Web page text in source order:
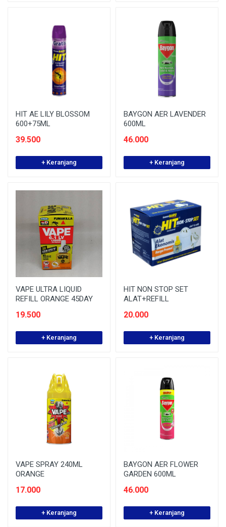
HIT AE LILY BLOSSOM
600+75ML
39.500
+ Keranjang
BAYGON AER LAVENDER
600ML
46.000
+ Keranjang
VAPE ULTRA LIQUID
REFILL ORANGE 45DAY
19.500
+ Keranjang
HIT NON STOP SET
ALAT+REFILL
20.000
+ Keranjang
VAPE SPRAY 240ML
ORANGE
17.000
+ Keranjang
BAYGON AER FLOWER
GARDEN 600ML
46.000
+ Keranjang